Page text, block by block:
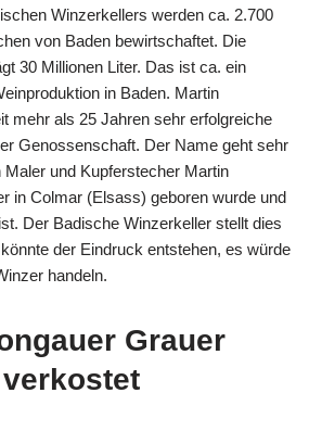
Winzerkellers werden ca. 2.700
von Baden bewirtschaftet. Die
30 Millionen Liter. Das ist ca. ein
in Baden. Martin
mehr als 25 Jahren sehr erfolgreiche
Genossenschaft. Der Name geht sehr
und Kupferstecher Martin
in Colmar (Elsass) geboren wurde und
Der Badische Winzerkeller stellt dies
der Eindruck entstehen, es würde
handeln.
Grauer